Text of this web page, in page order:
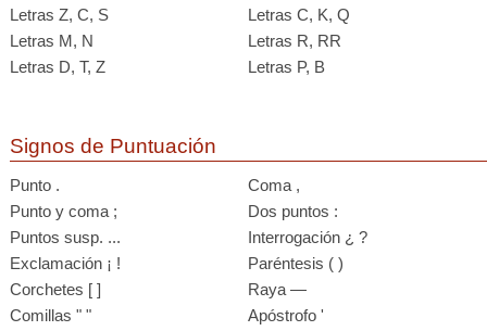
Letras Z, C, S
Letras C, K, Q
Letras M, N
Letras R, RR
Letras D, T, Z
Letras P, B
Signos de Puntuación
Punto .
Coma ,
Punto y coma ;
Dos puntos :
Puntos susp. ...
Interrogación ¿ ?
Exclamación ¡ !
Paréntesis ( )
Corchetes [ ]
Raya —
Comillas " "
Apóstrofo '